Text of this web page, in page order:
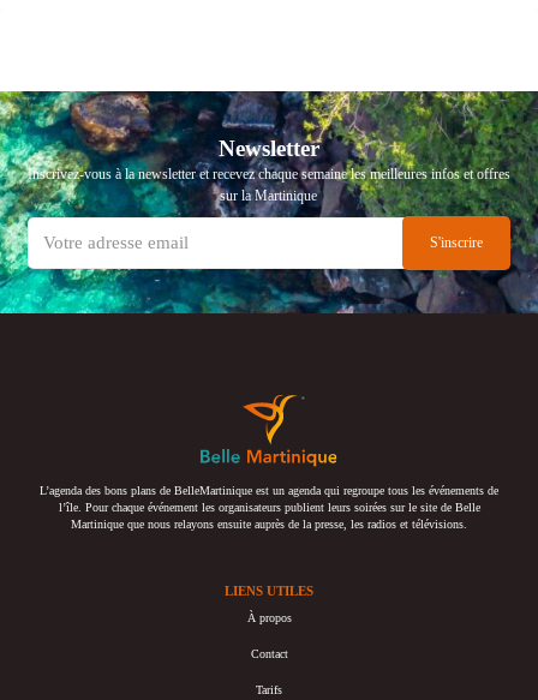
Newsletter
Inscrivez-vous à la newsletter et recevez chaque semaine les meilleures infos et offres
sur la Martinique
L’agenda des bons plans de BelleMartinique est un agenda qui regroupe tous les événements de
l’île. Pour chaque événement les organisateurs publient leurs soirées sur le site de Belle
Martinique que nous relayons ensuite auprès de la presse, les radios et télévisions.
LIENS UTILES
À propos
Contact
Tarifs